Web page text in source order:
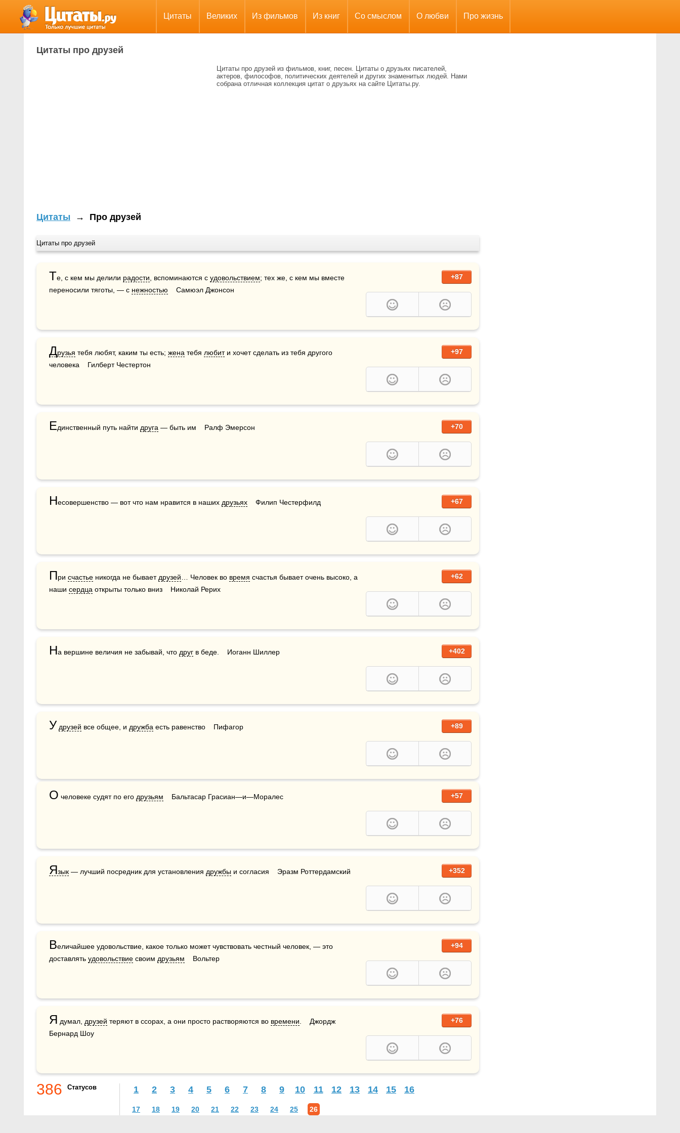
Цитаты Великих Из фильмов Из книг Со смыслом О любви Про жизнь
Цитаты про друзей
Цитаты про друзей из фильмов, книг, песен. Цитаты о друзьях писателей,
актеров, философов, политических деятелей и других знаменитых людей. Нами
собрана отличная коллекция цитат о друзьях на сайте Цитаты.ру.
Цитаты → Про друзей
Цитаты про друзей
+87
Те, с кем мы делили радости , вспоминаются с удовольствием; тех же, с кем мы вместе
переносили тяготы, — с нежностью
    Самюэл Джонсон
+97
Друзья тебя любят, каким ты есть; жена тебя любит и хочет сделать из тебя другого
человека    Гилберт Честертон
+70
Единственный путь найти друга — быть им    Ралф Эмерсон
+67
Несовершенство — вот что нам нравится в наших друзьях
    Филип Честерфилд
+62
При счастье никогда не бывает друзей … Человек во время счастья бывает очень высоко, а
наши сердца открыты только вниз    Николай Рерих
+402
На вершине величия не забывай, что друг в беде.    Иоганн Шиллер
+89
У друзей все общее, и дружба есть равенство    Пифагор
+57
О человеке судят по его друзьям
    Бальтасар Грасиан—и—Моралес
+352
Язык — лучший посредник для установления дружбы и согласия    Эразм Роттердамский
+94
Величайшее удовольствие, какое только может чувствовать честный человек, — это
доставлять удовольствие своим друзьям
    Вольтер
+76
Я думал, друзей теряют в ссорах, а они просто растворяются во времени .    Джордж
Бернард Шоу
386 Статусов 1 2 3 4 5 6 7 8 9 10 11 12 13 14 15 16
17 18 19 20 21 22 23 24 25 26